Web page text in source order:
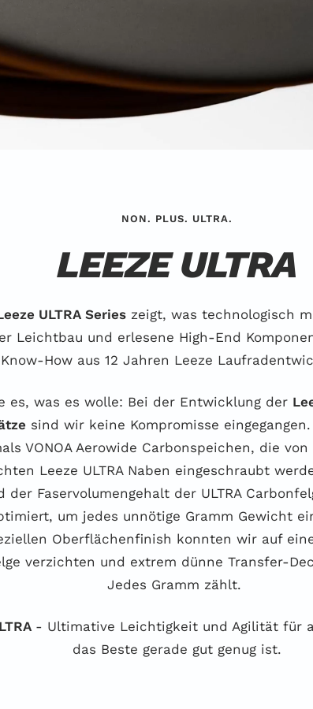
NON. PLUS. ULTRA.
LEEZE ULTRA
ULTRA Serieszeigt, was technologisch
Leichtbau und erlesene High-End
Know-How aus 12 Jahren Leeze
es, was es wolle: Bei der Entwicklung der
sind wir keine Kompromisse
VONOA Aerowide Carbonspeichen, die
Leeze ULTRA Naben eingeschraubt
der Faservolumengehalt der ULTRA
um jedes unnötige Gramm Gewicht
Oberflächenfinish konnten wir auf
verzichten und extrem dünne Transfer-
Jedes Gramm zählt.
- Ultimative Leichtigkeit und Agilität für
das Beste gerade gut genug ist.